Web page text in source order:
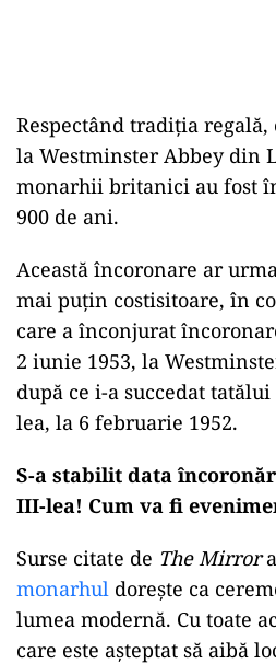
Respectând tradiția
la Westminster Abbey din
monarhii britanici au fost
900 de ani.
Această încoronare ar
mai puțin costisitoare, în
care a înconjurat
2 iunie 1953, la
după ce i-a succedat
lea, la 6 februarie 1952.
S-a stabilit data
III-lea! Cum va fi
Surse citate de The Mirror
monarhul dorește ca
lumea modernă. Cu toate
care este așteptat să aibă